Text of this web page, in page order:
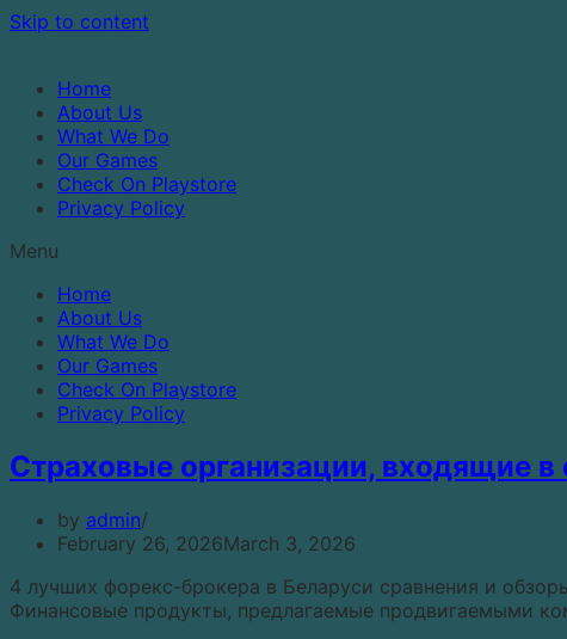
Skip to content
Home
About Us
What We Do
Our Games
Check On Playstore
Privacy Policy
Menu
Home
About Us
What We Do
Our Games
Check On Playstore
Privacy Policy
Страховые организации, входящие в
by admin
February 26, 2026March 3, 2026
4 лучших форекс-брокера в Беларуси сравнения и
Финансовые продукты, предлагаемые продвигаемыми